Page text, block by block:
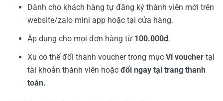
Dành cho khách hàng tự đăng ký thành viên mới trên
website/zalo mini app hoặc tại cửa hàng.
Áp dụng cho mọi đơn hàng từ 100.000đ.
Xu có thể đổi thành voucher trong mục Ví voucher tại
tài khoản thành viên hoặc đổi ngay tại trang thanh
toán.